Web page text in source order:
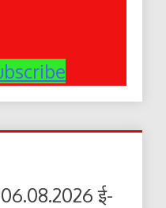
ई-